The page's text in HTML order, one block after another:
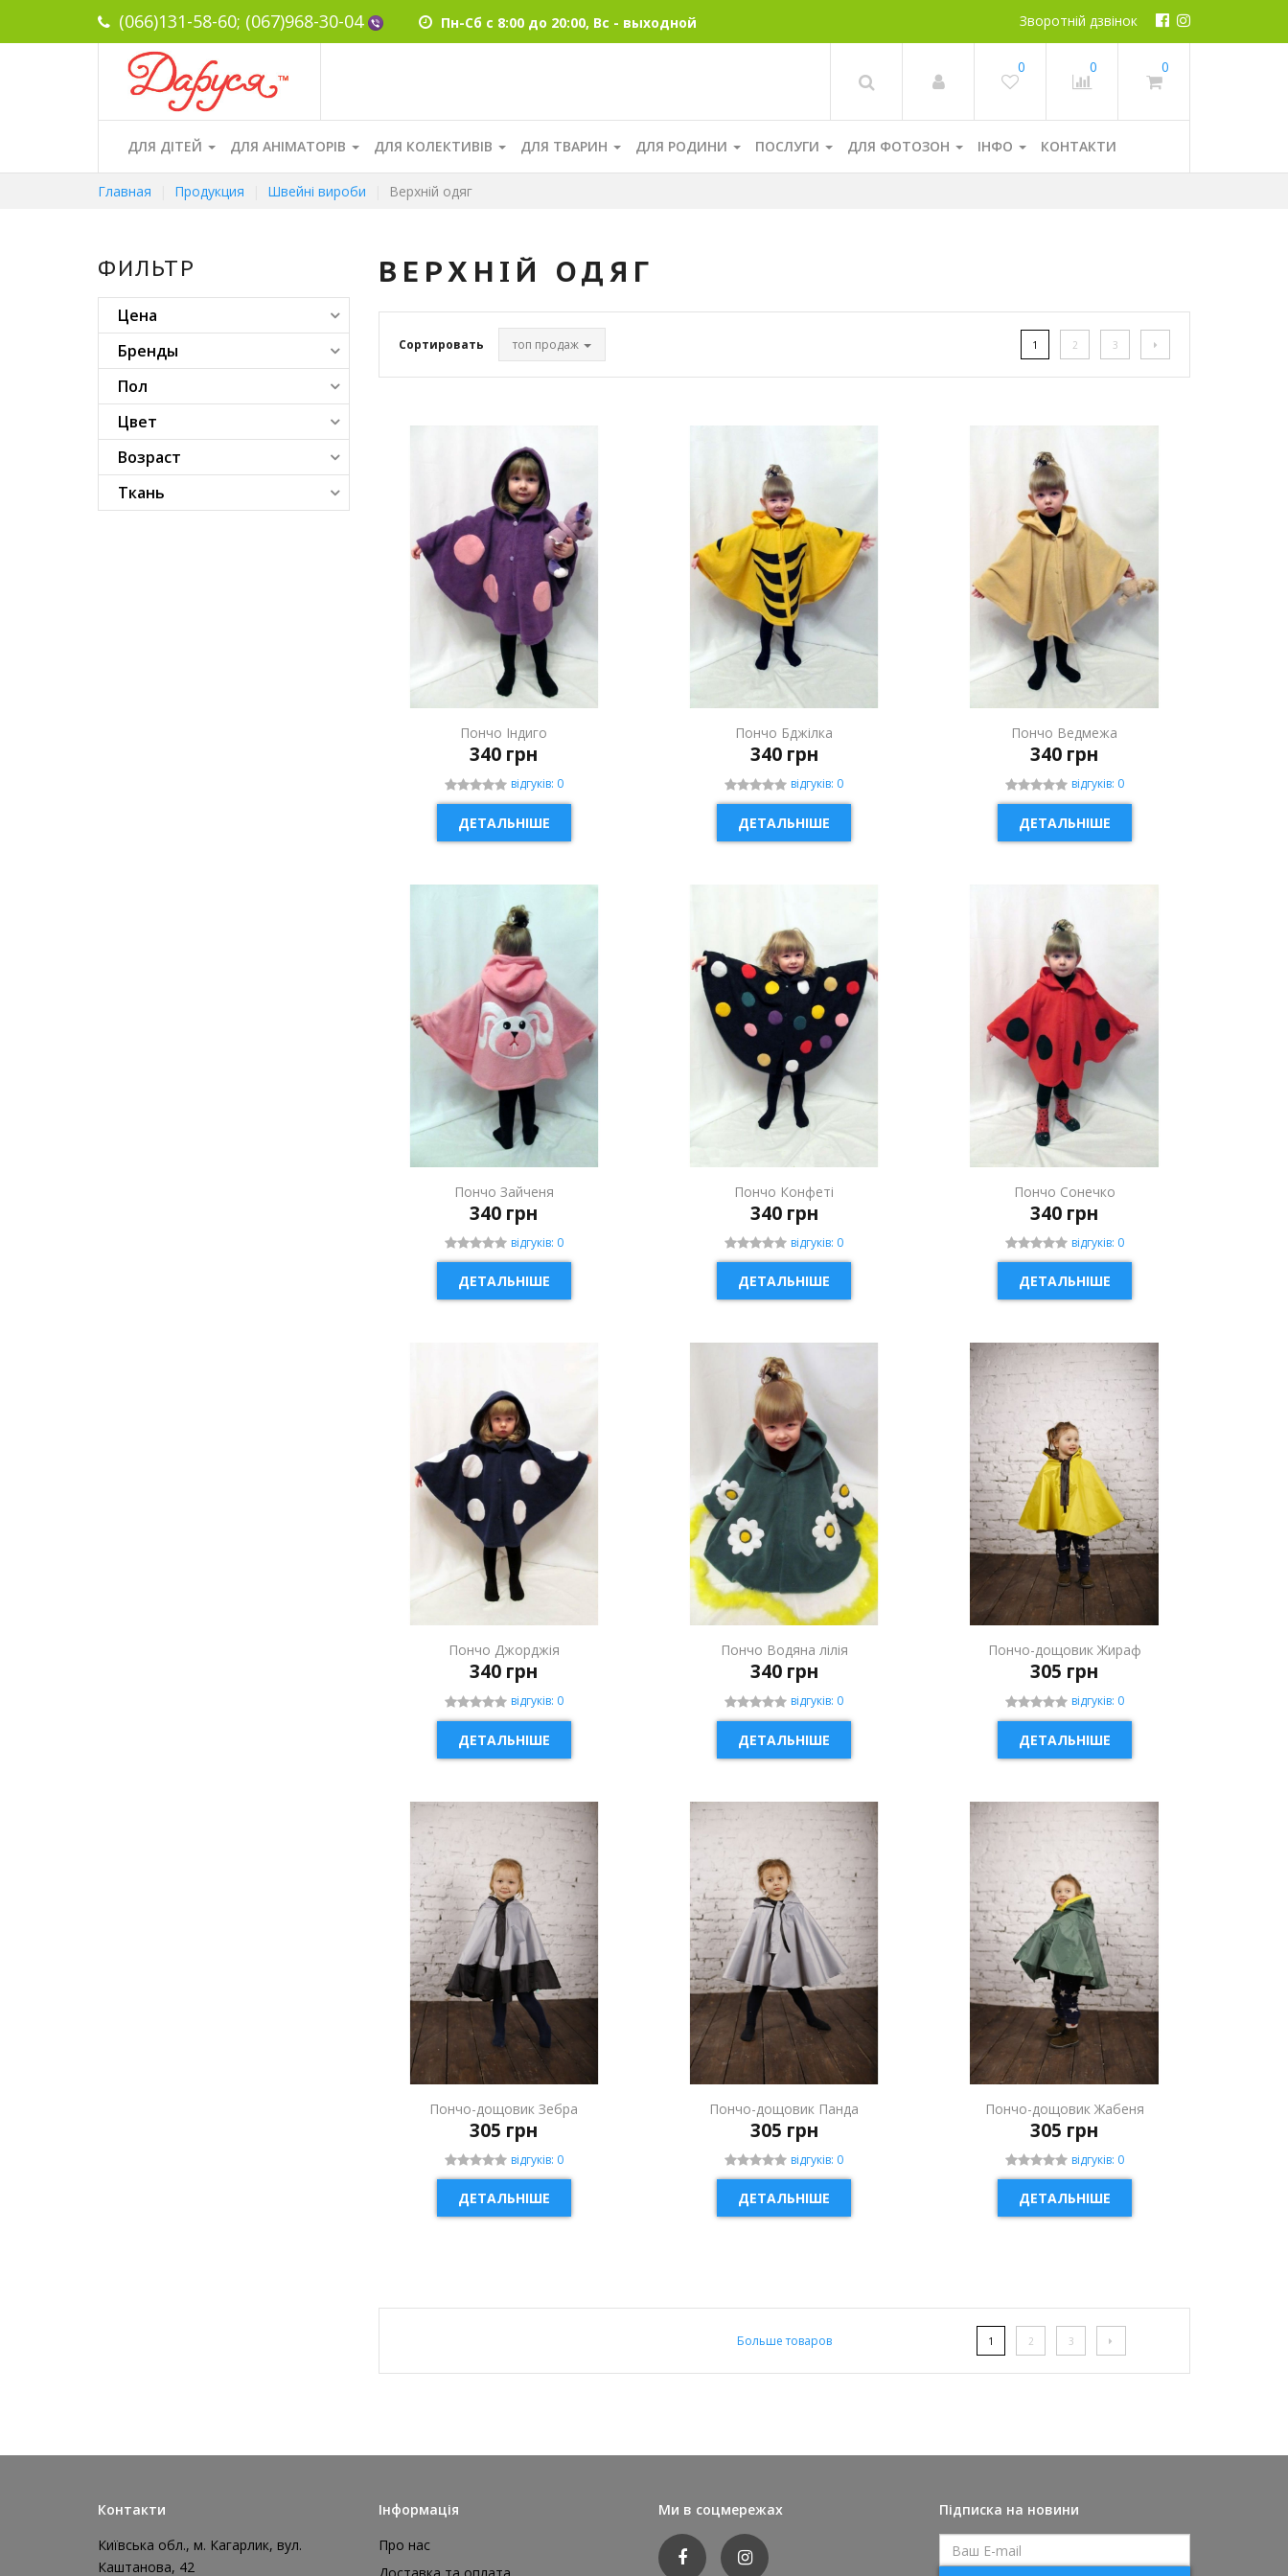
(066)131-58-60; (067)968-30-04 Пн-Сб с 8:00 до 20:00, Вс - выходной Зворотній дзвінок
0
0
0
ДЛЯ ДІТЕЙ ДЛЯ АНІМАТОРІВ ДЛЯ КОЛЕКТИВІВ ДЛЯ ТВАРИН ДЛЯ РОДИНИ ПОСЛУГИ ДЛЯ ФОТОЗОН ІНФО КОНТАКТИ
Главная Продукция Швейні вироби Верхній одяг
ФИЛЬТР
Цена
Бренды
Пол
Цвет
Возраст
Ткань
ВЕРХНІЙ ОДЯГ
Сортировать топ продаж 1 2 3
Пончо Індиго
340 грн
відгуків: 0
ДЕТАЛЬНІШЕ
Пончо Бджілка
340 грн
відгуків: 0
ДЕТАЛЬНІШЕ
Пончо Ведмежа
340 грн
відгуків: 0
ДЕТАЛЬНІШЕ
Пончо Зайченя
340 грн
відгуків: 0
ДЕТАЛЬНІШЕ
Пончо Конфеті
340 грн
відгуків: 0
ДЕТАЛЬНІШЕ
Пончо Сонечко
340 грн
відгуків: 0
ДЕТАЛЬНІШЕ
Пончо Джорджія
340 грн
відгуків: 0
ДЕТАЛЬНІШЕ
Пончо Водяна лілія
340 грн
відгуків: 0
ДЕТАЛЬНІШЕ
Пончо-дощовик Жираф
305 грн
відгуків: 0
ДЕТАЛЬНІШЕ
Пончо-дощовик Зебра
305 грн
відгуків: 0
ДЕТАЛЬНІШЕ
Пончо-дощовик Панда
305 грн
відгуків: 0
ДЕТАЛЬНІШЕ
Пончо-дощовик Жабеня
305 грн
відгуків: 0
ДЕТАЛЬНІШЕ
Больше товаров 1 2 3
Контакти
Київська обл., м. Кагарлик, вул.
Каштанова, 42
Інформація
Про нас
Ми в соцмережах Підписка на новини